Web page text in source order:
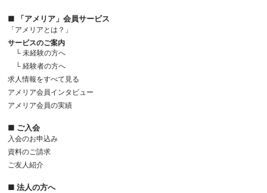
■ 「アメリア」会員サービス
「アメリアとは？」
サービスのご案内
└ 未経験の方へ
└ 経験者の方へ
求人情報をすべて見る
アメリア会員インタビュー
アメリア会員の実績
■ ご入会
入会のお申込み
資料のご請求
ご友人紹介
■ 法人の方へ